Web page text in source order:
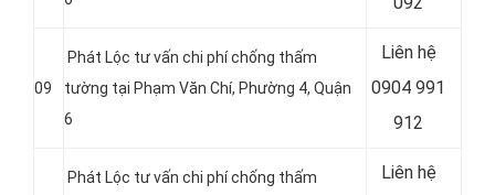
09
Phát Lộc tư vấn chi phí chống thấm
tường tại Phạm Văn Chí, Phường 4, Quận
6
Liên hệ
0904 991
912
Phát Lộc tư vấn chi phí chống thấm
Liên hệ